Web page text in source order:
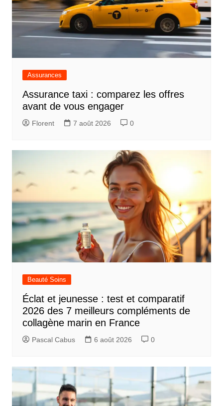
Assurances
Assurance taxi : comparez les offres
avant de vous engager
Florent 7 août 2026 0
Beauté Soins
Éclat et jeunesse : test et comparatif
2026 des 7 meilleurs compléments de
collagène marin en France
Pascal Cabus 6 août 2026 0